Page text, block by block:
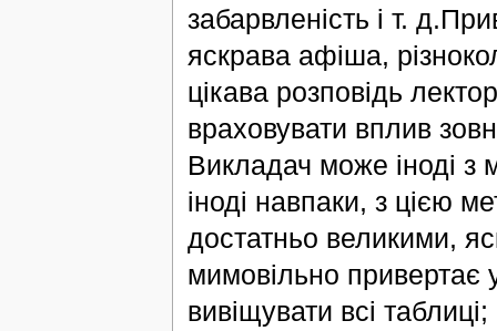
забарвленість і т.
яскрава афіша,
цікава розповідь
враховувати вплив
Викладач може іноді з
іноді навпаки, з цією
достатньо великими,
мимовільно привертає
вивіщувати всі